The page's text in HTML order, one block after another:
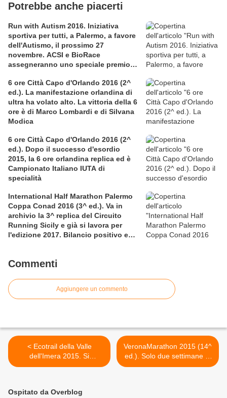
Potrebbe anche piacerti
Run with Autism 2016. Iniziativa
sportiva per tutti, a Palermo, a favore
dell'Autismo, il prossimo 27
novembre. ACSI e BioRace
assegneranno uno speciale premio
6 ore Città Capo d'Orlando 2016 (2^
ed.). La manifestazione orlandina di
ultra ha volato alto. La vittoria della 6
ore è di Marco Lombardi e di Silvana
Modica
6 ore Città Capo d'Orlando 2016 (2^
ed.). Dopo il successo d'esordio
2015, la 6 ore orlandina replica ed è
Campionato Italiano IUTA di
specialità
International Half Marathon Palermo
Coppa Conad 2016 (3^ ed.). Va in
archivio la 3^ replica del Circuito
Running Sicily e già si lavora per
l'edizione 2017. Bilancio positivo e
Commenti
Aggiungere un commento
< Ecotrail della Valle
dell'Imera 2015. Si
distingue la compagine
VeronaMarathon 2015 (14^
ed.). Solo due settimane al
via. Ci sarà anche Max
Ospitato da Overblog